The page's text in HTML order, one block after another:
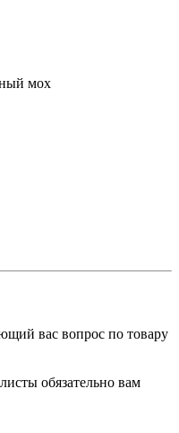
мох
вас вопрос по товару
обязательно вам